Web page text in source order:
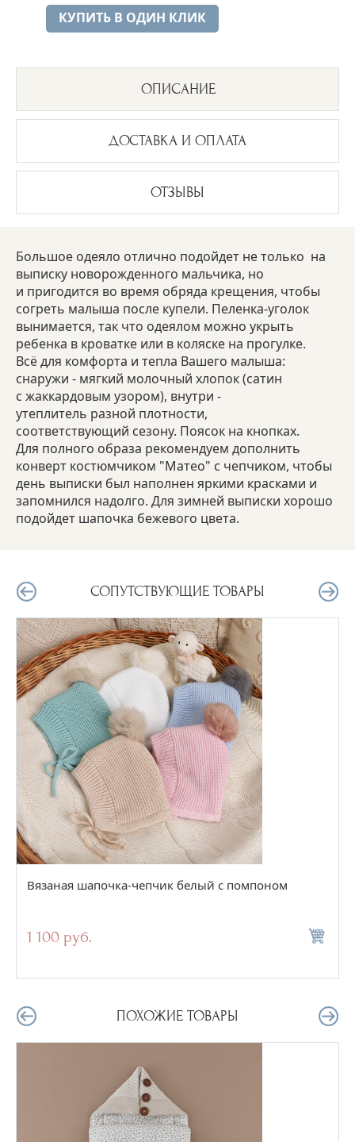
КУПИТЬ В ОДИН КЛИК
ОПИСАНИЕ
ДОСТАВКА И ОПЛАТА
ОТЗЫВЫ
Большое одеяло отлично подойдет не только на
выписку новорожденного мальчика, но
и пригодится во время обряда крещения, чтобы
согреть малыша после купели. Пеленка-уголок
вынимается, так что одеялом можно укрыть
ребенка в кроватке или в коляске на прогулке.
Всё для комфорта и тепла Вашего малыша:
снаружи - мягкий молочный хлопок (сатин
с жаккардовым узором), внутри -
утеплитель разной плотности,
соответствующий сезону. Поясок на кнопках.
Для полного образа рекомендуем дополнить
конверт костюмчиком "Матео" с чепчиком, чтобы
день выписки был наполнен яркими красками и
запомнился надолго. Для зимней выписки хорошо
подойдет шапочка бежевого цвета.
СОПУТСТВУЮЩИЕ ТОВАРЫ
Вязаная шапочка-чепчик белый с помпоном
1 100 руб.
ПОХОЖИЕ ТОВАРЫ